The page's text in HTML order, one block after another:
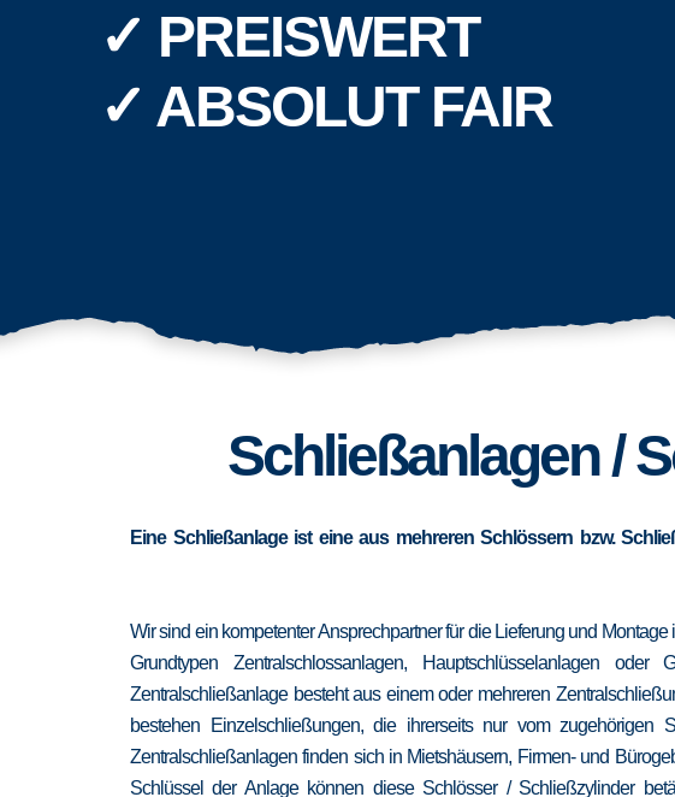
✓ PREISWERT
✓ ABSOLUT FAIR
Schließanlagen /
Eine Schließanlage ist eine aus mehreren Schlössern bzw.
Wir sind ein kompetenter Ansprechpartner für die Lieferung und
Grundtypen Zentralschlossanlagen, Hauptschlüsselanlagen
Zentralschließanlage besteht aus einem oder mehreren
bestehen Einzelschließungen, die ihrerseits nur vom
Zentralschließanlagen finden sich in Mietshäusern, Firmen- und
Schlüssel der Anlage können diese Schlösser / Schließzylinder